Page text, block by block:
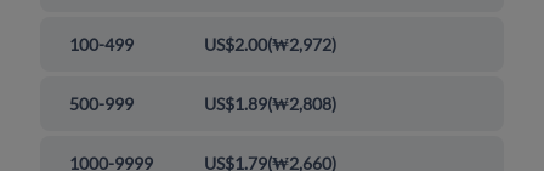
100-499 US$2.00(₩2,972)
500-999 US$1.89(₩2,808)
1000-9999 US$1.79(₩2,660)